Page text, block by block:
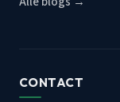
CONTACT